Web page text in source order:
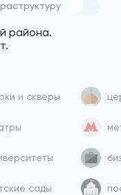
района.
и скверы
сады